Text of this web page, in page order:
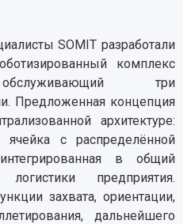
SOMIT разработали
комплекс
обслуживающий три
Предложенная концепция
архитектуре:
ячейка с распределённой
в общий
предприятия.
захвата, ориентации,
дальнейшего